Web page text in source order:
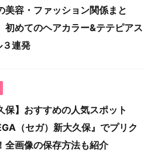
美容・ファッション関係まと
初めてのヘアカラー&テテピアス
連発
保】おすすめの人気スポット
（セガ）新大久保』でプリク
全画像の保存方法も紹介